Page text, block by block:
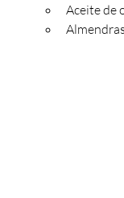
Aceite de
Almendras